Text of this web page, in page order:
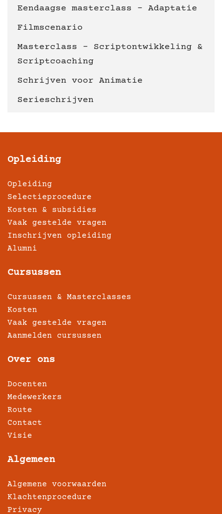
Eendaagse masterclass - Adaptatie
Filmscenario
Masterclass - Scriptontwikkeling &
Scriptcoaching
Schrijven voor Animatie
Serieschrijven
Opleiding
Opleiding
Selectieprocedure
Kosten & subsidies
Vaak gestelde vragen
Inschrijven opleiding
Alumni
Cursussen
Cursussen & Masterclasses
Kosten
Vaak gestelde vragen
Aanmelden cursussen
Over ons
Docenten
Medewerkers
Route
Contact
Visie
Algemeen
Algemene voorwaarden
Klachtenprocedure
Privacy